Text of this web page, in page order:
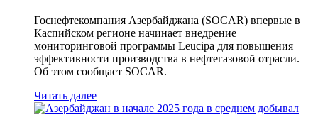
Госнефтекомпания Азербайджана (SOCAR) впервые в
Каспийском регионе начинает внедрение
мониторинговой программы Leucipa для повышения
эффективности производства в нефтегазовой отрасли.
Об этом сообщает SOCAR.
Читать далее